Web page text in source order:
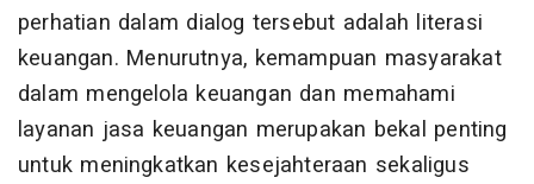
perhatian dalam dialog tersebut adalah literasi
keuangan. Menurutnya, kemampuan masyarakat
dalam mengelola keuangan dan memahami
layanan jasa keuangan merupakan bekal penting
untuk meningkatkan kesejahteraan sekaligus